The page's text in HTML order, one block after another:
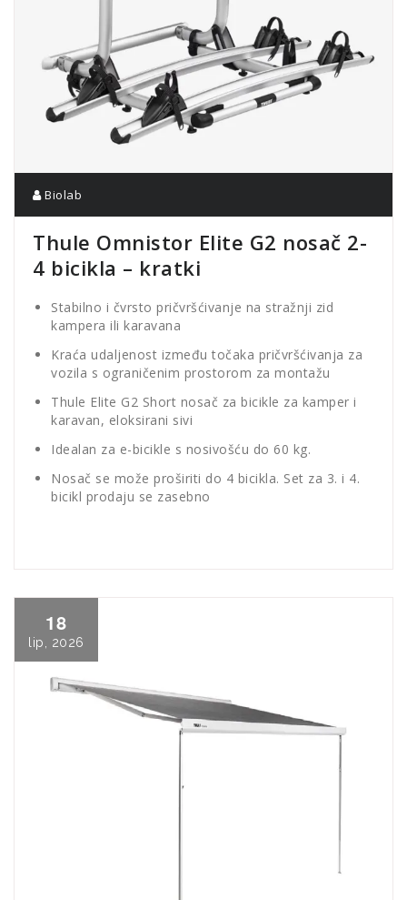
Biolab
Thule Omnistor Elite G2 nosač 2-
4 bicikla – kratki
Stabilno i čvrsto pričvršćivanje na stražnji zid
kampera ili karavana
Kraća udaljenost između točaka pričvršćivanja za
vozila s ograničenim prostorom za montažu
Thule Elite G2 Short nosač za bicikle za kamper i
karavan, eloksirani sivi
Idealan za e-bicikle s nosivošću do 60 kg.
Nosač se može proširiti do 4 bicikla. Set za 3. i 4.
bicikl prodaju se zasebno
18
lip, 2026